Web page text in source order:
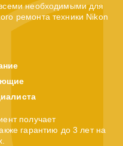
необходимыми для
ремонта техники Nikon
получает
гарантию до 3 лет на